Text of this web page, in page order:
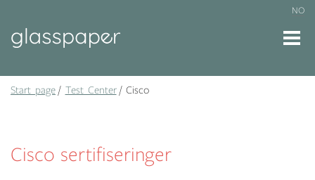
NO
Start page Test Center Cisco
Cisco sertifiseringer